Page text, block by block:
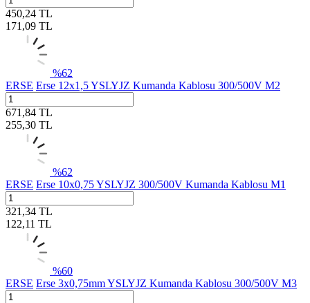
450,24 TL
171,09 TL
%62
ERSE Erse 12x1,5 YSLYJZ Kumanda Kablosu 300/500V M2
671,84 TL
255,30 TL
%62
ERSE Erse 10x0,75 YSLYJZ 300/500V Kumanda Kablosu M1
321,34 TL
122,11 TL
%60
ERSE Erse 3x0,75mm YSLYJZ Kumanda Kablosu 300/500V M3